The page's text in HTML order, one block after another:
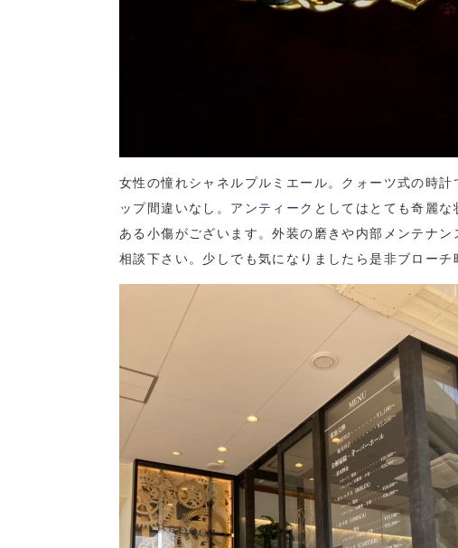
女性の憧れシャネルプルミエール。クォーツ式の時
ップ間違いなし。 アンティーク としてはとても奇麗
ある小傷がございます。外装の磨きや内部メンテナン
相談下さい。少しでも気になりましたら是非ブロー